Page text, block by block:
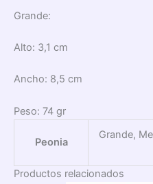
Grande:
Alto: 3,1 cm
Ancho: 8,5 cm
Peso: 74 gr
Peonia
Grande,
Productos relacionados